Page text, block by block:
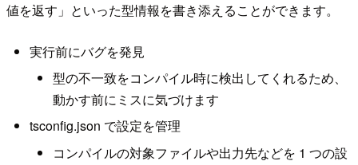
値を返す」といった型情報を書き添えることができます。
実行前にバグを発見
型の不一致をコンパイル時に検出してくれるため、
動かす前にミスに気づけます
tsconfig.json で設定を管理
コンパイルの対象ファイルや出力先などを 1 つの設